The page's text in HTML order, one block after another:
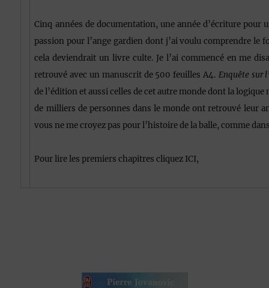
Cinq années de documentation, une année d’écriture
passion pour l’ange gardien dont j’ai voulu comprendre le
cela deviendrait un livre culte. Je l’ai commencé en me
retrouvé avec un manuscrit de 500 feuilles A4. Enquête sur
de l’édition et aussi celles de cet autre monde dont la
de milliers de personnes dans le monde ont retrouvé leur
vous ne me croyez pas pour l’histoire de la balle, comme
Pour lire les premiers chapitres cliquez ICI,